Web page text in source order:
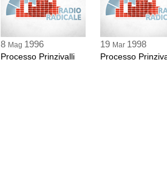
8 Mag 1996
Processo Prinzivalli
19 Mar 1998
Processo